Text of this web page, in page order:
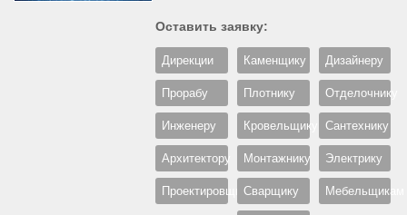
Оставить заявку:
Дирекции
Прорабу
Инженеру
Архитектору
Проектировщику
Каменщику
Плотнику
Кровельщику
Монтажнику
Сварщику
Дизайнеру
Отделочнику
Сантехнику
Электрику
Мебельщикам